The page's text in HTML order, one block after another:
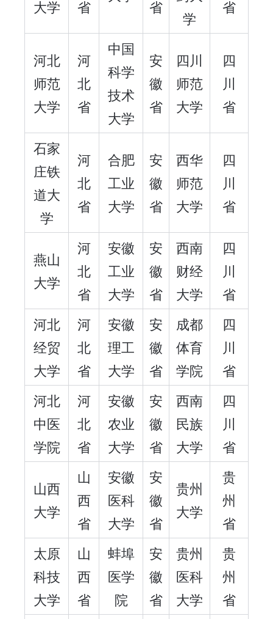
大学 省 省
学
省
河北
师范
大学
河
北
省
中国
科学
技术
大学
安
徽
省
四川
师范
大学
四
川
省
石家
庄铁
道大
学
河
北
省
合肥
工业
大学
安
徽
省
西华
师范
大学
四
川
省
燕山
大学
河
北
省
安徽
工业
大学
安
徽
省
西南
财经
大学
四
川
省
河北
经贸
大学
河
北
省
安徽
理工
大学
安
徽
省
成都
体育
学院
四
川
省
河北
中医
学院
河
北
省
安徽
农业
大学
安
徽
省
西南
民族
大学
四
川
省
山西
大学
山
西
省
安徽
医科
大学
安
徽
省
贵州
大学
贵
州
省
太原
科技
大学
山
西
省
蚌埠
医学
院
安
徽
省
贵州
医科
大学
贵
州
省